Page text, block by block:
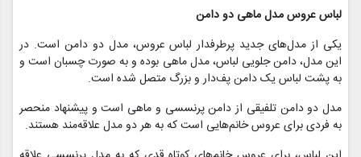
لباس عروس مدل ماهی دو دامن
یکی از مدل‌های جدید پرطرفدار لباس عروس، مدل دو دامن است. در
این مدل، دامن جلویی لباس، مدل ماهی بوده و به صورت چسبان است و
به پشت لباس یک دامن پف‌دار و بزرگ متصل شده است.
مدل دو دامن تلفیقی از دامن پرنسسی و ماهی است و پیشنهاد منحصر
به فردی برای عروس خانم‌هایی است که به هر دو مدل علاقه‌‌مند هستند.